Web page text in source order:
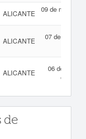
ALICANTE
09 de mayo de
ALICANTE
07 de abril de
ALICANTE
06 de marzo
de 1991
de